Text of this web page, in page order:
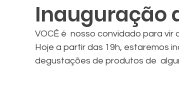
Inauguração
VOCÊ é  nosso convidado para vir
Hoje a partir das 19h, estaremos
degustações de produtos de